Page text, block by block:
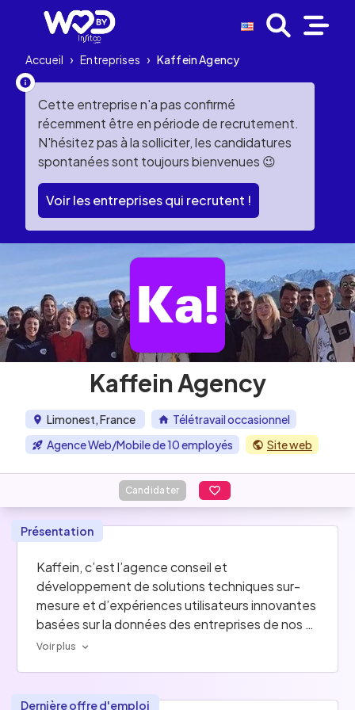
Accueil › Entreprises › Kaffein Agency
Cette entreprise n'a pas confirmé
récemment être en période de recrutement.
N'hésitez pas à la solliciter, les candidatures
spontanées sont toujours bienvenues 😉
Voir les entreprises qui recrutent !
Kaffein Agency
Limonest, France
Télétravail occasionnel
Agence Web/Mobile de 10 employés
Site web
Candidater
Présentation
Kaffein, c’est l’agence conseil et
développement de solutions techniques sur-
mesure et d’expériences utilisateurs innovantes
basées sur la données des entreprises de nos
clients.
autour de 5 grands défis :
Voir plus
Dernière offre d'emploi